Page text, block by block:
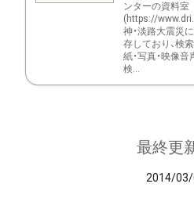
ンターの資料室
(https://
神・淡路大震災
存しており、検
紙・写真・映像音
検...
最終更
2014/03/